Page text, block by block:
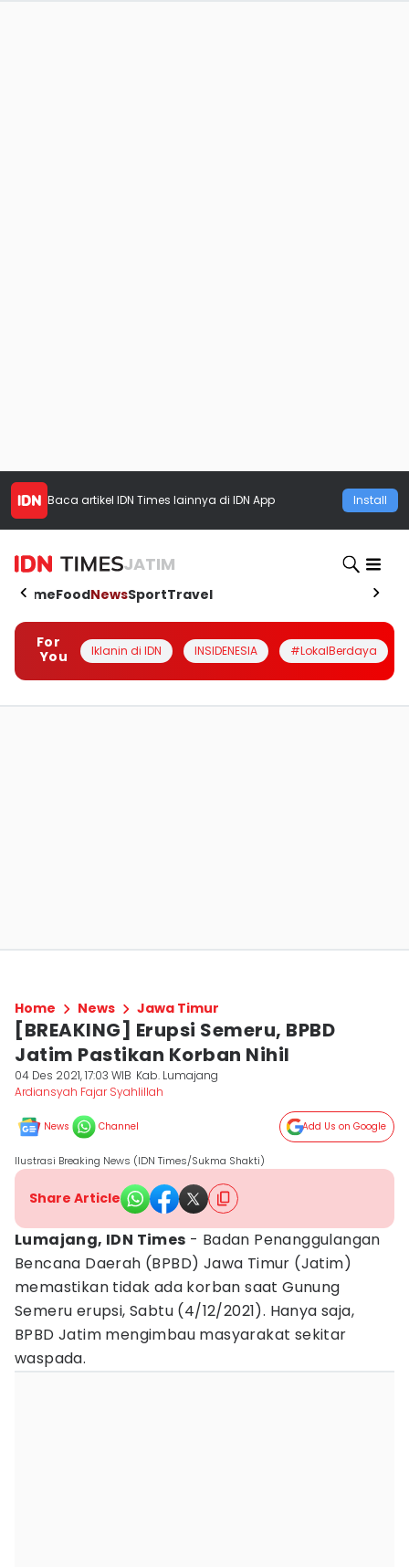
Baca artikel IDN Times lainnya di IDN App Install
JATIM
HomeFoodNewsSportTravel
For
You
Iklanin di IDN INSIDENESIA #LokalBerdaya
Home News Jawa Timur
[BREAKING] Erupsi Semeru, BPBD
Jatim Pastikan Korban Nihil
04 Des 2021, 17:03 WIB Kab. Lumajang
Ardiansyah Fajar Syahlillah
News Channel Add Us on Google
Ilustrasi Breaking News (IDN Times/Sukma Shakti)
Share Article
Lumajang, IDN Times - Badan Penanggulangan
Bencana Daerah (BPBD) Jawa Timur (Jatim)
memastikan tidak ada korban saat Gunung
Semeru erupsi, Sabtu (4/12/2021). Hanya saja,
BPBD Jatim mengimbau masyarakat sekitar
waspada.